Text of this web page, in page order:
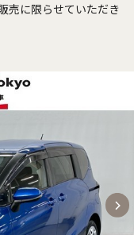
売に限らせていただき